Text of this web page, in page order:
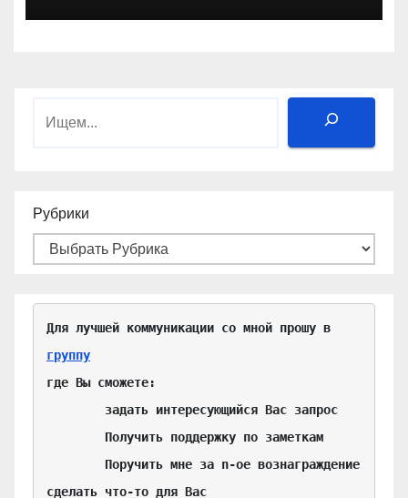
Поиск
Рубрики
группу
где Вы сможете:
сделать что-то для Вас